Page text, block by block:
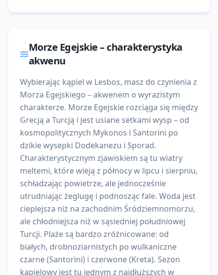
Morze Egejskie– charakterystyka
akwenu
Wybierając kąpiel w Lesbos, masz do czynienia z
Morza Egejskiego – akwenem o wyrazistym
charakterze. Morze Egejskie rozciąga się między
Grecją a Turcją i jest usiane setkami wysp – od
kosmopolitycznych Mykonos i Santorini po
dzikie wysepki Dodekanezu i Sporad.
Charakterystycznym zjawiskiem są tu wiatry
meltemi, które wieją z północy w lipcu i sierpniu,
schładzając powietrze, ale jednocześnie
utrudniając żeglugę i podnosząc fale. Woda jest
cieplejsza niż na zachodnim Śródziemnomorzu,
ale chłodniejsza niż w sąsiedniej południowej
Turcji. Plaże są bardzo zróżnicowane: od
białych, drobnoziarnistych po wulkaniczne
czarne (Santorini) i czerwone (Kreta). Sezon
kąpielowy jest tu jednym z najdłuższych w